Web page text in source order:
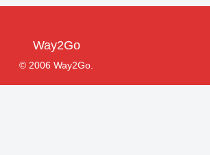
Way2Go
© 2006 Way2Go.